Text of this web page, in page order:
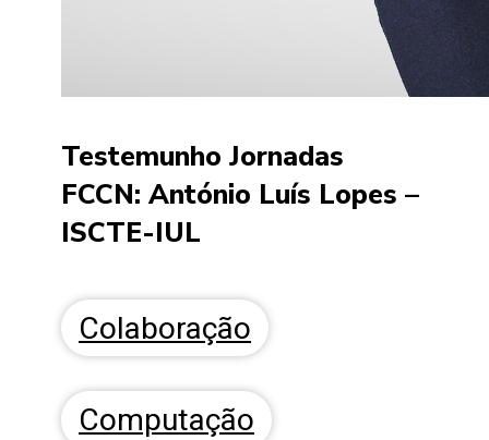
Testemunho Jornadas
FCCN: António Luís Lopes –
ISCTE-IUL
Colaboração
Computação